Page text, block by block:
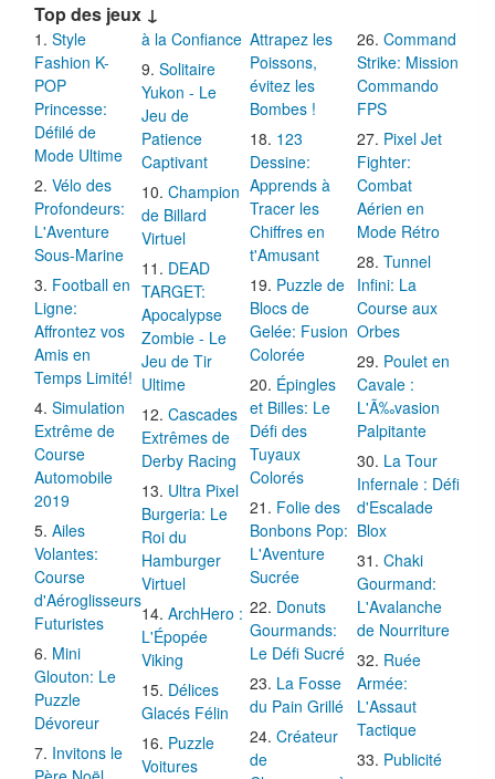
Top des jeux ↓
Style
Fashion K-
POP
Princesse:
Défilé de
Mode Ultime
Vélo des
Profondeurs:
L'Aventure
Sous-Marine
Football en
Ligne:
Affrontez vos
Amis en
Temps Limité!
Simulation
Extrême de
Course
Automobile
2019
Ailes
Volantes:
Course
d'Aéroglisseurs
Futuristes
Mini
Glouton: Le
Puzzle
Dévoreur
Invitons le
à la Confiance
Solitaire
Yukon - Le
Jeu de
Patience
Captivant
Champion
de Billard
Virtuel
DEAD
TARGET:
Apocalypse
Zombie - Le
Jeu de Tir
Ultime
Cascades
Extrêmes de
Derby Racing
Ultra Pixel
Burgeria: Le
Roi du
Hamburger
Virtuel
ArchHero :
L'Épopée
Viking
Délices
Glacés Félin
Puzzle
Voitures
Attrapez les
Poissons,
évitez les
Bombes !
123
Dessine:
Apprends à
Tracer les
Chiffres en
t'Amusant
Puzzle de
Blocs de
Gelée: Fusion
Colorée
Épingles
et Billes: Le
Défi des
Tuyaux
Colorés
Folie des
Bonbons Pop:
L'Aventure
Sucrée
Donuts
Gourmands:
Le Défi Sucré
La Fosse
du Pain Grillé
Créateur
de
Command
Strike: Mission
Commando
FPS
Pixel Jet
Fighter:
Combat
Aérien en
Mode Rétro
Tunnel
Infini: La
Course aux
Orbes
Poulet en
Cavale :
L'Ã‰vasion
Palpitante
La Tour
Infernale : Défi
d'Escalade
Blox
Chaki
Gourmand:
L'Avalanche
de Nourriture
Ruée
Armée:
L'Assaut
Tactique
Publicité